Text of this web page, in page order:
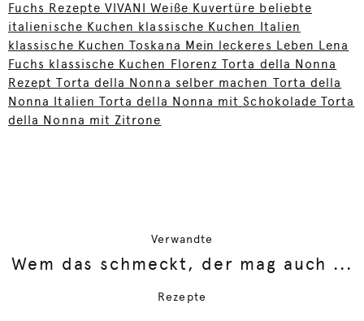
Fuchs Rezepte VIVANI Weiße Kuvertüre beliebte
italienische Kuchen klassische Kuchen Italien
klassische Kuchen Toskana Mein leckeres Leben Lena
Fuchs klassische Kuchen Florenz Torta della Nonna
Rezept Torta della Nonna selber machen Torta della
Nonna Italien Torta della Nonna mit Schokolade Torta
della Nonna mit Zitrone
Verwandte
Wem das schmeckt, der mag auch ...
Rezepte